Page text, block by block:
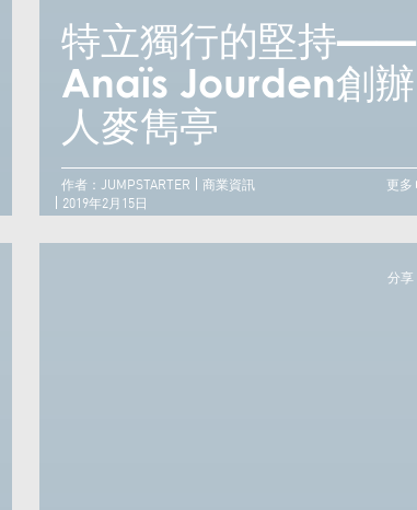
視野論成敗——蘭桂
坊集團主席盛智文
特立獨行的堅持——
Anaïs Jourden創辦
人麥雋亭
作者：JUMPSTARTER
商業資訊
2019年2月15日
更多
分享